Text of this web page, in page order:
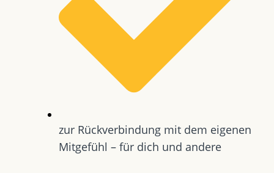
zur Rückverbindung mit dem eigenen
Mitgefühl – für dich und andere